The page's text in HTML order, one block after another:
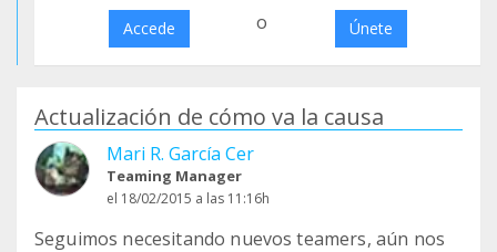
Accede o Únete
Actualización de cómo va la causa
Mari R. García Cer
Teaming Manager
el 18/02/2015 a las 11:16h
Seguimos necesitando nuevos teamers, aún nos